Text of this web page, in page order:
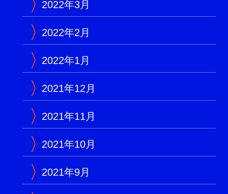
2022年3月
2022年2月
2022年1月
2021年12月
2021年11月
2021年10月
2021年9月